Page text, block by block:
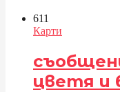
611
Карти
цветя и